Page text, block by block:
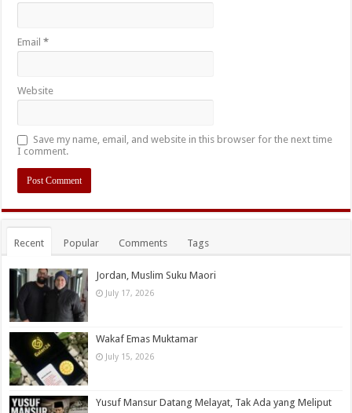
Email*
Website
Save my name, email, and website in this browser for the next time
I comment.
Recent Popular Comments Tags
Jordan, Muslim Suku Maori
July 17, 2026
Wakaf Emas Muktamar
July 15, 2026
Yusuf Mansur Datang Melayat, Tak Ada yang Meliput